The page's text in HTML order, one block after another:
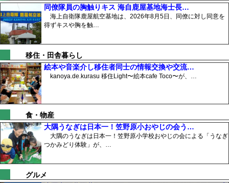
同僚隊員の胸触りキス 海自鹿屋基地海士長…
海上自衛隊鹿屋航空基地は、2026年8月5日、同僚に対し同意を
得ずキスや胸を触…
移住・田舎暮らし
絵本や音楽介し移住者同士の情報交換や交流…
kanoya.de.kurasu 移住Light〜絵本cafe Toco〜が、…
食・物産
大隅うなぎは日本一！笠野原小おやじの会う…
大隅のうなぎは日本一！笠野原小学校おやじの会による「うなぎ
つかみどり体験」が、…
グルメ